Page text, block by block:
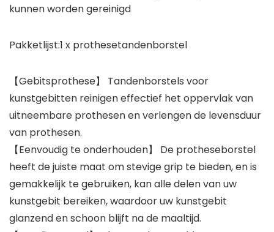
kunnen worden gereinigd
Pakketlijst:1 x prothesetandenborstel
【Gebitsprothese】 Tandenborstels voor
kunstgebitten reinigen effectief het oppervlak van
uitneembare prothesen en verlengen de levensduur
van prothesen.
【Eenvoudig te onderhouden】 De protheseborstel
heeft de juiste maat om stevige grip te bieden, en is
gemakkelijk te gebruiken, kan alle delen van uw
kunstgebit bereiken, waardoor uw kunstgebit
glanzend en schoon blijft na de maaltijd.